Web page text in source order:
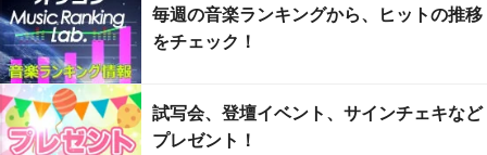
毎週の音楽ランキングから、ヒットの推移
をチェック！
試写会、登壇イベント、サインチェキなど
プレゼント！